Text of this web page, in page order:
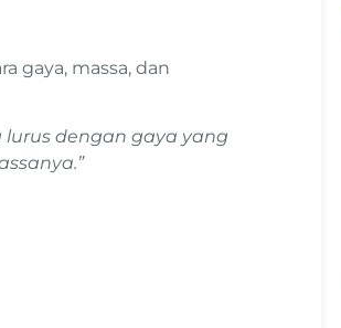
gaya, massa, dan
dengan gaya yang